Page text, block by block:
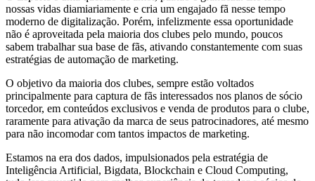
nossas vidas diamiariamente e cria um engajado fã nesse tempo
moderno de digitalização. Porém, infelizmente essa oportunidade
não é aproveitada pela maioria dos clubes pelo mundo, poucos
sabem trabalhar sua base de fãs, ativando constantemente com suas
estratégias de automação de marketing.
O objetivo da maioria dos clubes, sempre estão voltados
principalmente para captura de fãs interessados nos planos de sócio
torcedor, em conteúdos exclusivos e venda de produtos para o clube,
raramente para ativação da marca de seus patrocinadores, até mesmo
para não incomodar com tantos impactos de marketing.
Estamos na era dos dados, impulsionados pela estratégia de
Inteligência Artificial, Bigdata, Blockchain e Cloud Computing,